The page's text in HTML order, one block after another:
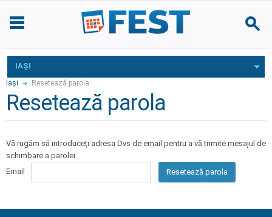
IAŞI
Iaşi Resetează parola
Resetează parola
Vă rugăm să introduceți adresa Dvs de email pentru a vă trimite mesajul de
schimbare a parolei.
Email
Resetează parola